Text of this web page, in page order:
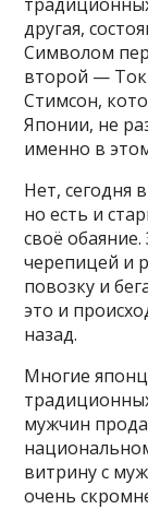
другая,
Символом
второй —
Стимсон,
Японии, не
именно в
Нет, сегодня
но есть и
своё
черепицей и
повозку и
это и
назад.
Многие
мужчин
витрину с
очень